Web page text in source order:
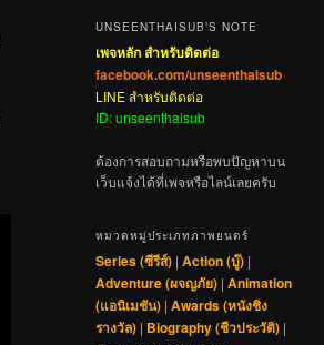
UNSEENTHAISUB’S NOTE
เพจหลัก สำหรับติดต่อ
facebook.com/unseenthaisub
LINE สำหรับติดต่อ
ID: unseenthaisub
ต้องการสอบถามหรือพบปัญหาบน
เว็บแจ้งได้ที่เพจหรือไลน์เลยครับ
หมวดหมู่ประเภทภาพยนตร์
Series (ซีรีส์) | Action (บู๊) |
Adventure (ผจญภัย) | Animation
(แอนิเมชัน) | Awards (หนังชิง
รางวัล) | Biography (ชีวประวัติ) |